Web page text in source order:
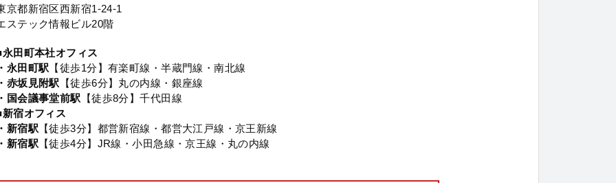
京都新宿区西新宿1-24-1
ステック情報ビル20階
永田町本社オフィス
永田町駅 【徒歩1分】有楽町線・半蔵門線・南北線
赤坂見附駅
【徒歩6分】丸の内線・銀座線
国会議事堂前駅
【徒歩8分】千代田線
新宿オフィス
新宿駅 【徒歩3分】都営新宿線・都営大江戸線・京王新線
新宿駅 【徒歩4分】JR線・小田急線・京王線・丸の内線